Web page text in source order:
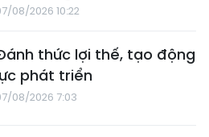
08/2026 10:22
thức lợi thế, tạo động
phát triển
08/2026 7:03